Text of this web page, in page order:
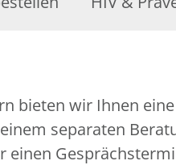
bieten wir Ihnen
separaten
einen